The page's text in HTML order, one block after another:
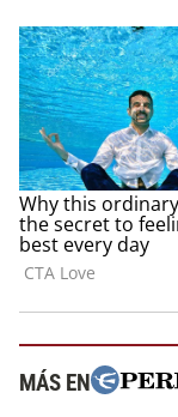
MÁS EN